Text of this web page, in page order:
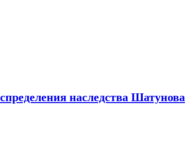
наследства Шатунова